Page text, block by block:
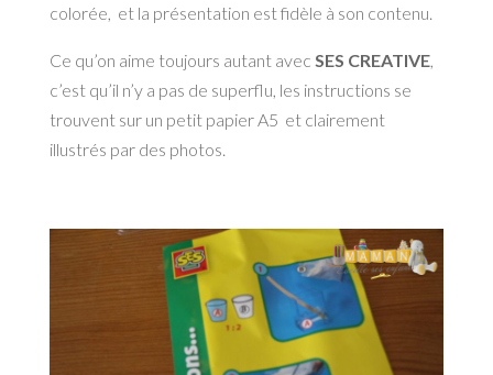
colorée, et la présentation est fidèle à son contenu.
Ce qu’on aime toujours autant avec SES CREATIVE,
c’est qu’il n’y a pas de superflu, les instructions se
trouvent sur un petit papier A5 et clairement
illustrés par des photos.